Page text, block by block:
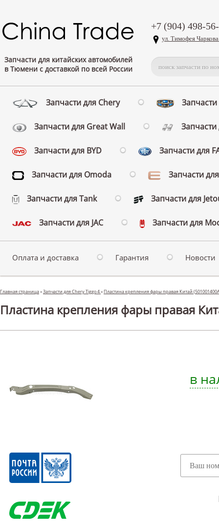
Запчасти для китайских автомобилей
в Тюмени с доставкой по всей России
+7 (904) 498-
ул. Тимофея
Запчасти для Chery
Запчасти для Great Wall
Запчасти для BYD Запчасти для
Запчасти для Omoda Запчасти
Запчасти для Tank Запчасти для
Запчасти для JAC Запчасти для
Оплата и доставка Гарантия Новости
Главная страница»Запчасти для Chery Tiggo 4» Пластина крепления фары правая Китай
Пластина крепления фары правая
в